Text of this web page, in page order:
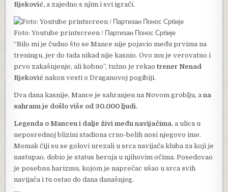
Bjeković,a zajedno s njim i svi igrači.
Foto: Youtube printscreen / Партизан Понос Србије
“Bilo mi je čudno što se Mance nije pojavio među prvima na
treningu, jer do tada nikad nije kasnio. Ovo mu je verovatno i
prvo zakašnjenje, ali kobno”, tužno je rekaotrener Nenad
Bjeković nakon vesti o Draganovoj pogibiji.
Dva dana kasnije, Mance je sahranjen na Novom groblju, ana
sahranu je došlo više od 30.000 ljudi.
Legenda o Manceu i dalje živi među navijačima, a ulica u
neposrednoj blizini stadiona crno-belih nosi njegovo ime.
Momak čiji su se golovi urezali u srca navijača kluba za koji je
nastupao, dobio je status heroja u njihovim očima. Posedovao
je posebnu harizmu, kojom je naprečac ušao u srca svih
navijača i tu ostao do dana današnjeg.